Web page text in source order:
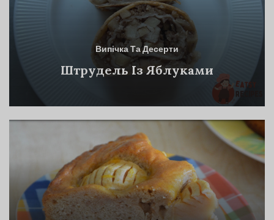
Випічка Та Десерти
Штрудель Із Яблуками